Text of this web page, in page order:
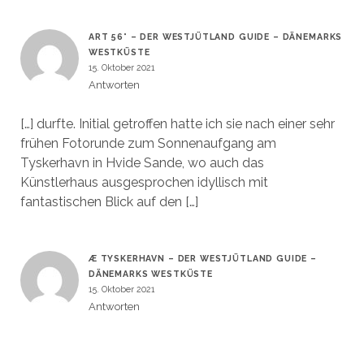
ART 56° – DER WESTJÜTLAND GUIDE – DÄNEMARKS
WESTKÜSTE
15. Oktober 2021
Antworten
[…] durfte. Initial getroffen hatte ich sie nach einer sehr
frühen Fotorunde zum Sonnenaufgang am
Tyskerhavn in Hvide Sande, wo auch das
Künstlerhaus ausgesprochen idyllisch mit
fantastischen Blick auf den […]
Æ TYSKERHAVN – DER WESTJÜTLAND GUIDE –
DÄNEMARKS WESTKÜSTE
15. Oktober 2021
Antworten